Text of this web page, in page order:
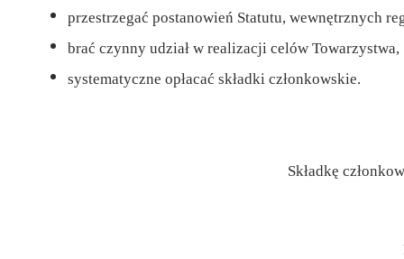
przestrzegać postanowień Statutu, wewnętrznych
brać czynny udział w realizacji celów Towarzystwa,
systematyczne opłacać składki członkowskie.
Składkę